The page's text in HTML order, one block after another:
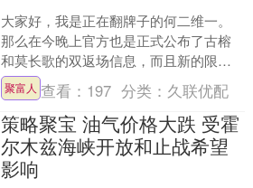
大家好，我是正在翻牌子的何二维一。
那么在今晚上官方也是正式公布了古榕
和莫长歌的双返场信息，而且新的限定
卡池也会延续1个月的时间，一直到6月
中旬，不出意外.......
聚富人 查看： 197 分类： 久联优配
策略聚宝 油气价格大跌 受霍
尔木兹海峡开放和止战希望
影响